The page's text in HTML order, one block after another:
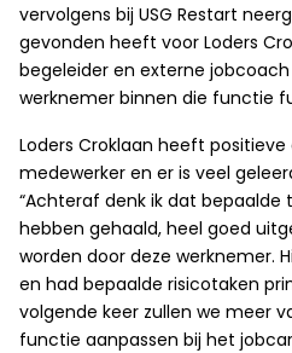
vervolgens bij USG Restart
gevonden heeft voor Loders
begeleider en externe
werknemer binnen die functie
Loders Croklaan heeft
medewerker en er is veel
“Achteraf denk ik dat
hebben gehaald, heel goed
worden door deze werknemer.
en had bepaalde risicotaken
volgende keer zullen we meer
functie aanpassen bij het